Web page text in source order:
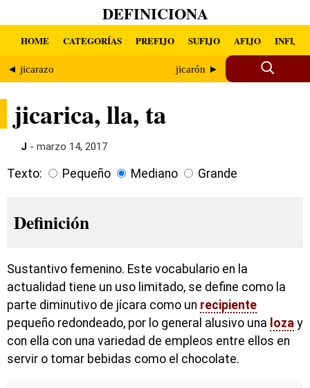
DEFINICIONA
HOME CATEGORÍAS PREFIJO SUFIJO AFIJO INFIJO
◄ jicarazo jicarón ►
jicarica, lla, ta
J - marzo 14, 2017
Texto: Pequeño Mediano Grande
Definición
Sustantivo femenino. Este vocabulario en la
actualidad tiene un uso limitado, se define como la
parte diminutivo de jícara como un recipiente
pequeño redondeado, por lo general alusivo una loza y
con ella con una variedad de empleos entre ellos en
servir o tomar bebidas como el chocolate.